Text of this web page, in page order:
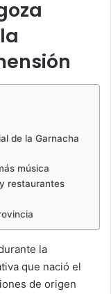
de la Garnacha
música
restaurantes
la
que nació el
de origen